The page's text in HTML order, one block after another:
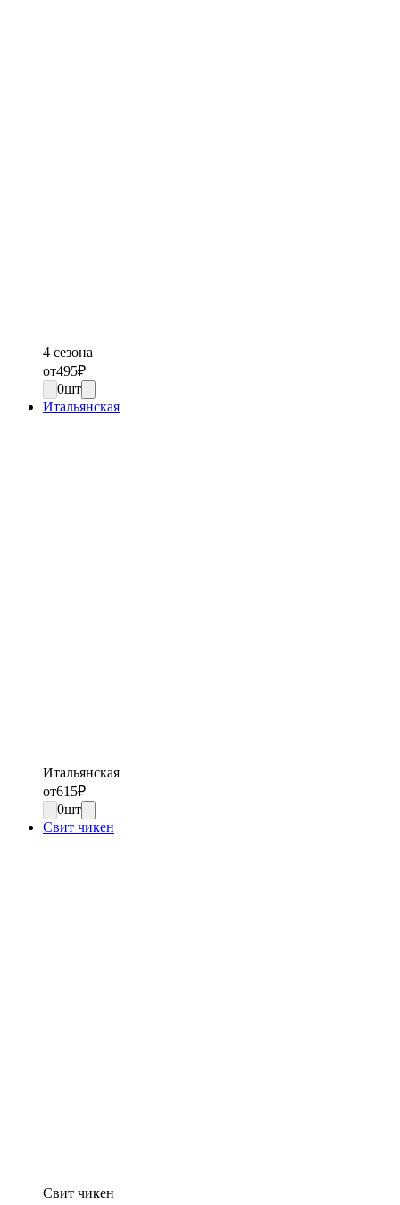
4 сезона
от495₽
0шт
Итальянская
Итальянская
от615₽
0шт
Свит чикен
Свит чикен